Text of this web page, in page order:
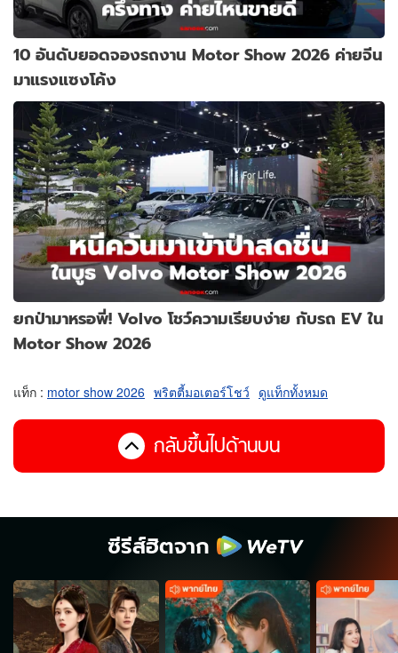
10 อันดับยอดจองรถงาน Motor Show 2026 ค่ายจีน
มาแรงแซงโค้ง
ยกป่ามาหรอพี่! Volvo โชว์ความเรียบง่าย กับรถ EV ใน
Motor Show 2026
แท็ก : motor show 2026 พริตตี้มอเตอร์โชว์ ดูแท็กทั้งหมด
กลับขึ้นไปด้านบน
ซีรีส์ฮิตจาก